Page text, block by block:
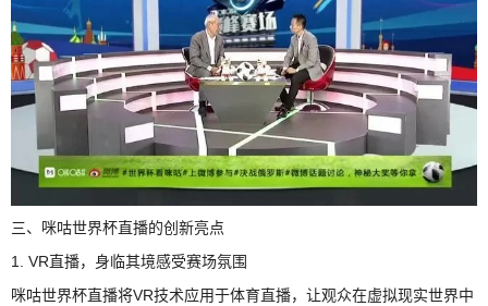
三、咪咕世界杯直播的创新亮点
1. VR直播，身临其境感受赛场氛围
咪咕世界杯直播将VR技术应用于体育直播，让观众在虚拟现实世界中